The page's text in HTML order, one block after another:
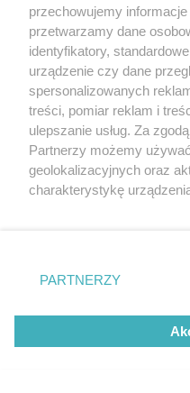
AŻ PRZECHODZĄ DRESZCZE!
Szokujące
kąpielisku. Dwa
33-latki!
przechowujemy
przetwarzamy dane
identyfikatory,
urządzenie czy dane
spersonalizowanych
treści, pomiar reklam i
ulepszanie usług. Za
Partnerzy możemy
geolokalizacyjnych oraz
charakterystykę
zmienić/wycofać klikając
znajdujący się w lewym
rodzaje przetwarzania
użytkownika, ale masz
przetwarzaniu.
PARTNERZY